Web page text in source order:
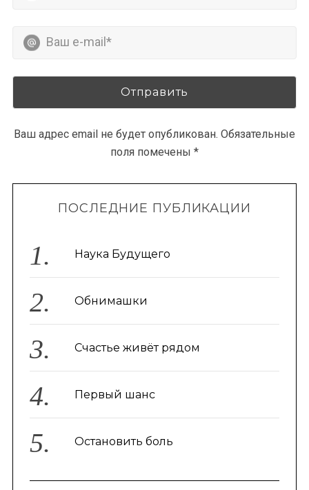
Ваш адрес email не будет опубликован. Обязательные
поля помечены *
ПОСЛЕДНИЕ ПУБЛИКАЦИИ
Наука Будущего
Обнимашки
Счастье живёт рядом
Первый шанс
Остановить боль